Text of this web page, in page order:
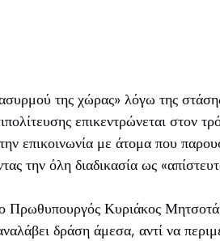
της χώρας» λόγω της
επικεντρώνεται στον
επικοινωνία με άτομα που
την όλη διαδικασία ως
Κυριάκος
δράση άμεσα, αντί να